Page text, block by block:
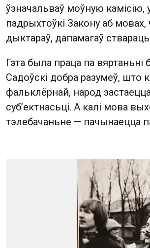
ўзначальваў моўную камісію,
падрыхтоўкі Закону аб
дыктараў, дапамагаў
Гэта была праца па вяртаньні
Садоўскі добра разумеў, што
фальклёрнай, народ
суб’ектнасьці. А калі мова
тэлебачаньне — пачынаецца